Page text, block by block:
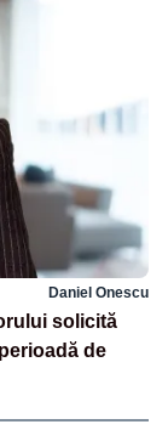
Daniel Onescu
solicită
de